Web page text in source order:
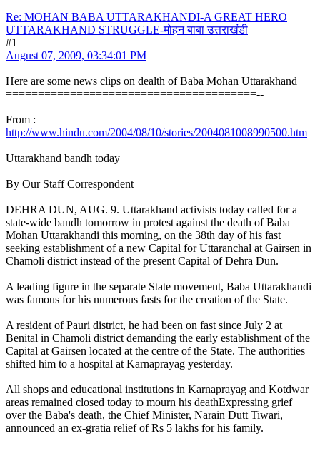
Re: MOHAN BABA UTTARAKHANDI-A GREAT HERO
UTTARAKHAND STRUGGLE-मोहन बाबा उत्तराखंडी
#1
August 07, 2009, 03:34:01 PM
Here are some news clips on dealth of Baba Mohan Uttarakhand
=======================================--
From :
http://www.hindu.com/2004/08/10/stories/2004081008990500.htm
Uttarakhand bandh today
By Our Staff Correspondent
DEHRA DUN, AUG. 9. Uttarakhand activists today called for a
state-wide bandh tomorrow in protest against the death of Baba
Mohan Uttarakhandi this morning, on the 38th day of his fast
seeking establishment of a new Capital for Uttaranchal at Gairsen in
Chamoli district instead of the present Capital of Dehra Dun.
A leading figure in the separate State movement, Baba Uttarakhandi
was famous for his numerous fasts for the creation of the State.
A resident of Pauri district, he had been on fast since July 2 at
Benital in Chamoli district demanding the early establishment of the
Capital at Gairsen located at the centre of the State. The authorities
shifted him to a hospital at Karnaprayag yesterday.
All shops and educational institutions in Karnaprayag and Kotdwar
areas remained closed today to mourn his deathExpressing grief
over the Baba's death, the Chief Minister, Narain Dutt Tiwari,
announced an ex-gratia relief of Rs 5 lakhs for his family.